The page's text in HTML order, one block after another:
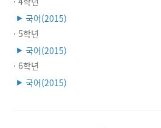
▶ 국어(2015)
· 5학년
▶ 국어(2015)
· 6학년
▶ 국어(2015)